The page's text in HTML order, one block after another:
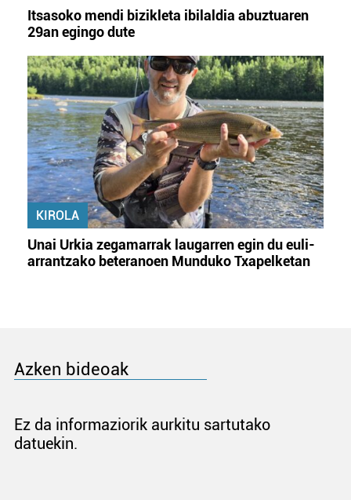
Itsasoko mendi bizikleta ibilaldia abuztuaren
29an egingo dute
KIROLA
Unai Urkia zegamarrak laugarren egin du euli-
arrantzako beteranoen Munduko Txapelketan
Azken bideoak
Ez da informaziorik aurkitu sartutako
datuekin.